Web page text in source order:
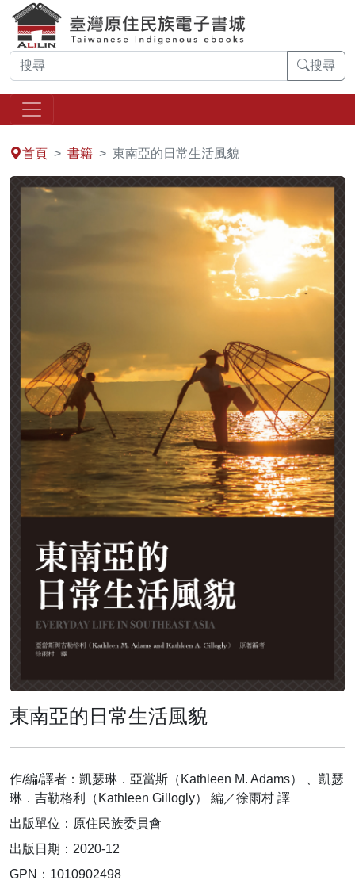
搜尋
首頁
書籍 東南亞的日常生活風貌
東南亞的日常生活風貌
作/編/譯者：凱瑟琳．亞當斯（Kathleen M. Adams） 、凱瑟
琳．吉勒格利（Kathleen Gillogly） 編／徐雨村 譯
出版單位：原住民族委員會
出版日期：2020-12
GPN：1010902498